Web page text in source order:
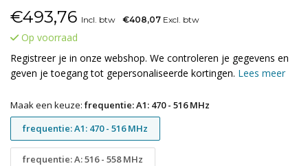
€493,76 Incl. btw €408,07 Excl. btw
Op voorraad
Registreer je in onze webshop. We controleren je gegevens en
geven je toegang tot gepersonaliseerde kortingen. Lees meer
Maak een keuze: frequentie: A1: 470 - 516 MHz
frequentie: A1: 470 - 516 MHz
frequentie: A: 516 - 558 MHz